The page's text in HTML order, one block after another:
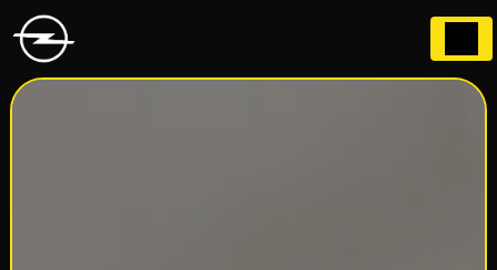
Panneau de gestion des cookies